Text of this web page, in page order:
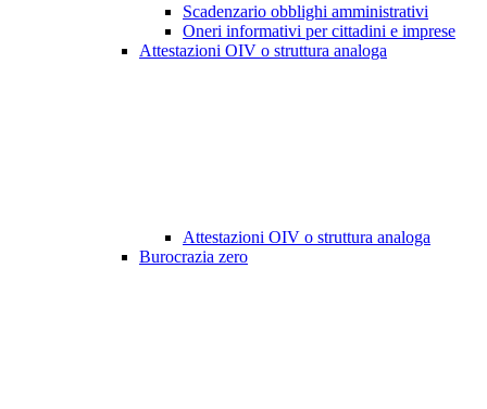
Scadenzario obblighi amministrativi
Oneri informativi per cittadini e imprese
Attestazioni OIV o struttura analoga
Attestazioni OIV o struttura analoga
Burocrazia zero